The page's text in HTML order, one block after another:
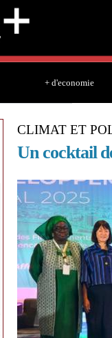
+ d'economie
CLIMAT ET
Un cocktail